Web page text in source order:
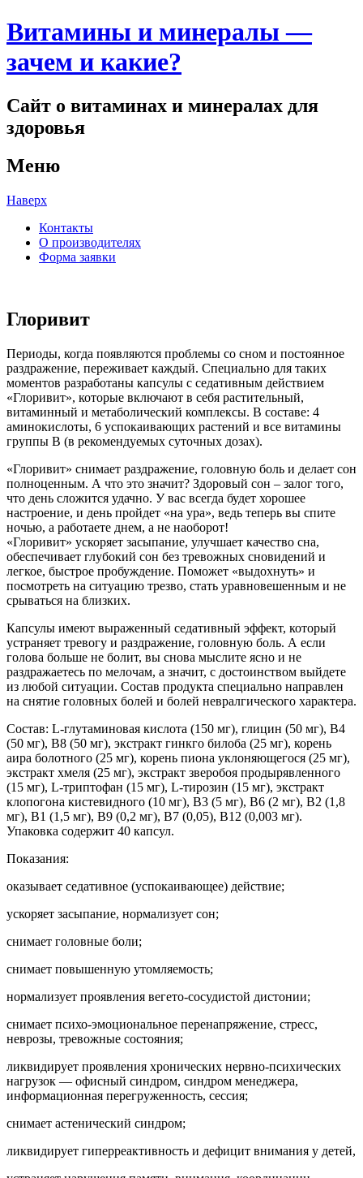
Витамины и минералы —
зачем и какие?
Сайт о витаминах и минералах для
здоровья
Меню
Наверх
Контакты
О производителях
Форма заявки
Глоривит
Периоды, когда появляются проблемы со сном и постоянное
раздражение, переживает каждый. Специально для таких
моментов разработаны капсулы с седативным действием
«Глоривит», которые включают в себя растительный,
витаминный и метаболический комплексы. В составе: 4
аминокислоты, 6 успокаивающих растений и все витамины
группы В (в рекомендуемых суточных дозах).
«Глоривит» снимает раздражение, головную боль и делает сон
полноценным. А что это значит? Здоровый сон – залог того,
что день сложится удачно. У вас всегда будет хорошее
настроение, и день пройдет «на ура», ведь теперь вы спите
ночью, а работаете днем, а не наоборот!
«Глоривит» ускоряет засыпание, улучшает качество сна,
обеспечивает глубокий сон без тревожных сновидений и
легкое, быстрое пробуждение. Поможет «выдохнуть» и
посмотреть на ситуацию трезво, стать уравновешенным и не
срываться на близких.
Капсулы имеют выраженный седативный эффект, который
устраняет тревогу и раздражение, головную боль. А если
голова больше не болит, вы снова мыслите ясно и не
раздражаетесь по мелочам, а значит, с достоинством выйдете
из любой ситуации. Состав продукта специально направлен
на снятие головных болей и болей невралгического характера.
Состав: L-глутаминовая кислота (150 мг), глицин (50 мг), В4
(50 мг), В8 (50 мг), экстракт гинкго билоба (25 мг), корень
аира болотного (25 мг), корень пиона уклоняющегося (25 мг),
экстракт хмеля (25 мг), экстракт зверобоя продырявленного
(15 мг), L-триптофан (15 мг), L-тирозин (15 мг), экстракт
клопогона кистевидного (10 мг), В3 (5 мг), В6 (2 мг), В2 (1,8
мг), В1 (1,5 мг), В9 (0,2 мг), В7 (0,05), В12 (0,003 мг).
Упаковка содержит 40 капсул.
Показания:
оказывает седативное (успокаивающее) действие;
ускоряет засыпание, нормализует сон;
снимает головные боли;
снимает повышенную утомляемость;
нормализует проявления вегето-сосудистой дистонии;
снимает психо-эмоциональное перенапряжение, стресс,
неврозы, тревожные состояния;
ликвидирует проявления хронических нервно-психических
нагрузок — офисный синдром, синдром менеджера,
информационная перегруженность, сессия;
снимает астенический синдром;
ликвидирует гиперреактивность и дефицит внимания у детей,